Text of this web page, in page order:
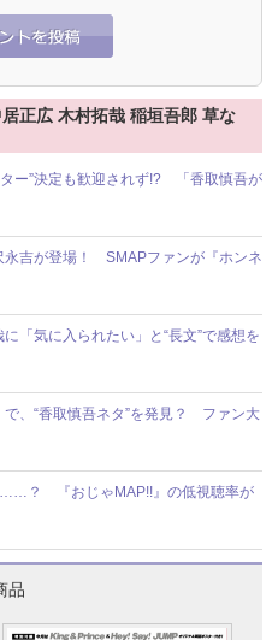
正広 木村拓哉 稲垣吾郎 草な
ー”決定も歓迎されず!? 「香取慎吾が
永吉が登場！ SMAPファンが『ホンネ
「気に入られたい」と“長文”で感想を
、“香取慎吾ネタ”を発見？ ファン大
……？ 『おじゃMAP!!』の低視聴率が
品